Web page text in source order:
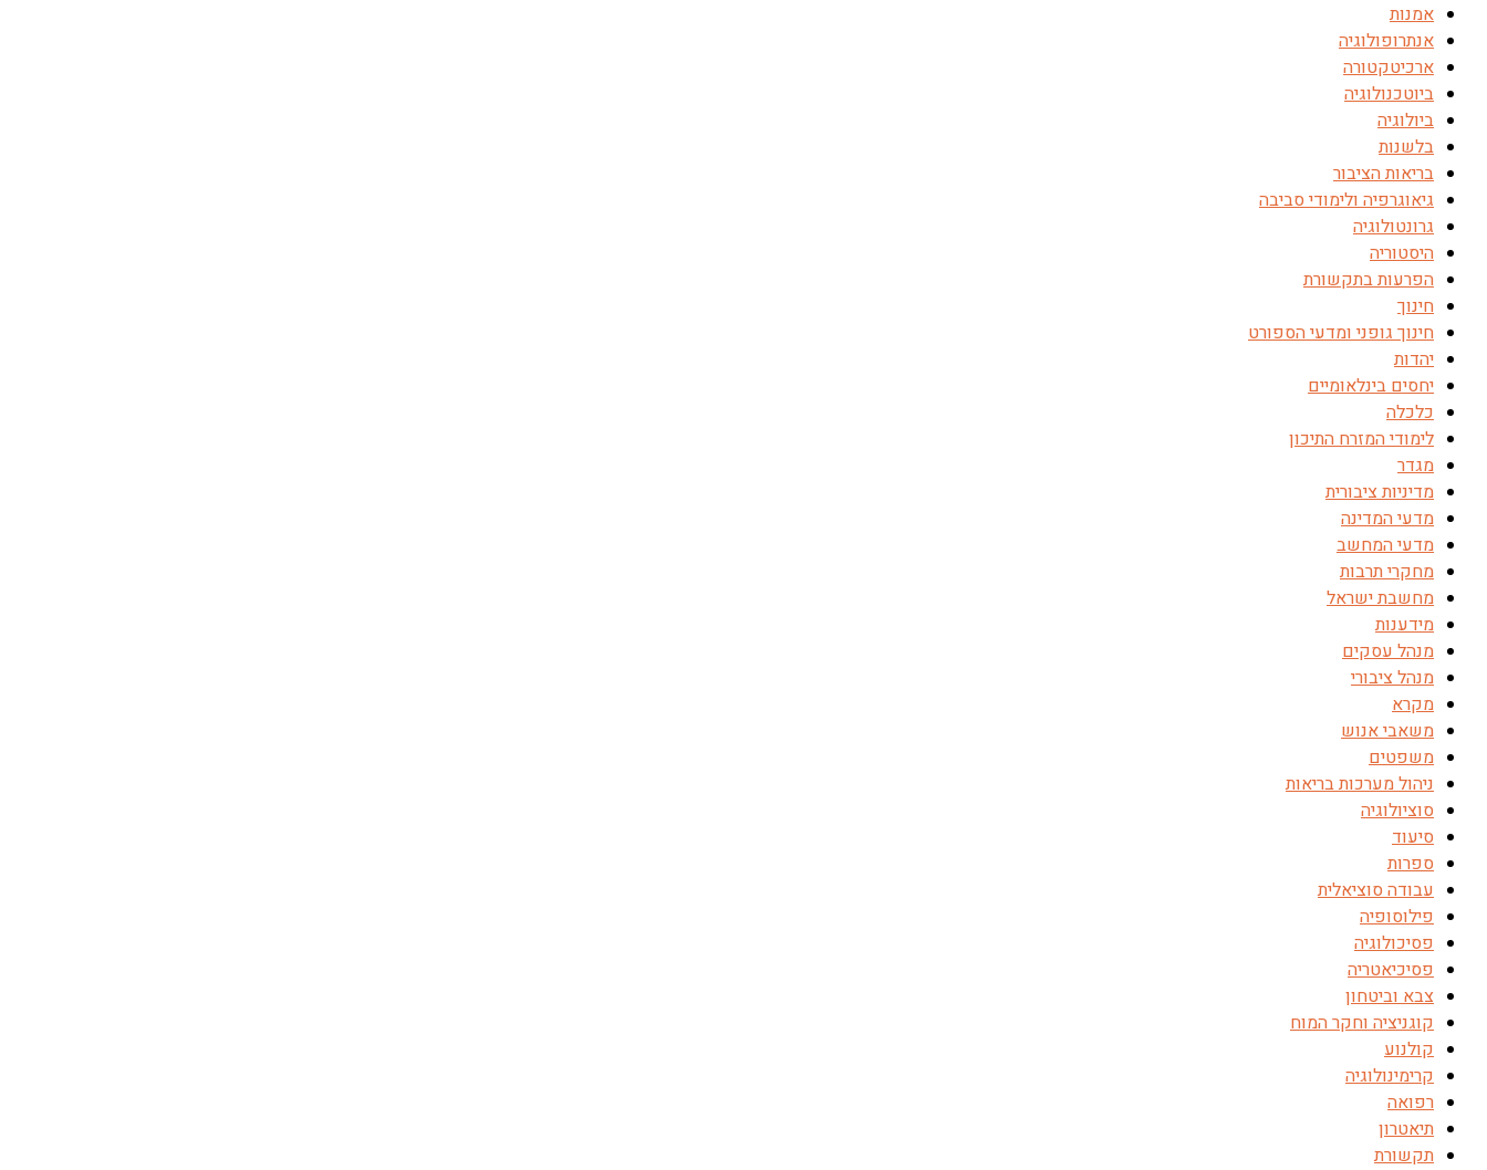
אמנות
אנתרופולוגיה
ארכיטקטורה
ביוטכנולוגיה
ביולוגיה
בלשנות
בריאות הציבור
גיאוגרפיה ולימודי סביבה
גרונטולוגיה
היסטוריה
הפרעות בתקשורת
חינוך
חינוך גופני ומדעי הספורט
יהדות
יחסים בינלאומיים
כלכלה
לימודי המזרח התיכון
מגדר
מדיניות ציבורית
מדעי המדינה
מדעי המחשב
מחקרי תרבות
מחשבת ישראל
מידענות
מנהל עסקים
מנהל ציבורי
מקרא
משאבי אנוש
משפטים
ניהול מערכות בריאות
סוציולוגיה
סיעוד
ספרות
עבודה סוציאלית
פילוסופיה
פסיכולוגיה
פסיכיאטריה
צבא וביטחון
קוגניציה וחקר המוח
קולנוע
קרימינולוגיה
רפואה
תיאטרון
תקשורת